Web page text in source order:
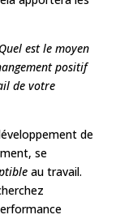
Quel est le moyen
positif
de votre
de
se
au travail.